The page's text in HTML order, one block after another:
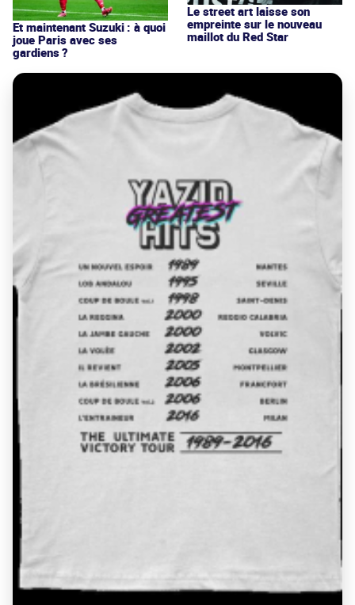
Et maintenant Suzuki : à quoi
joue Paris avec ses
gardiens ?
Le street art laisse son
empreinte sur le nouveau
maillot du Red Star